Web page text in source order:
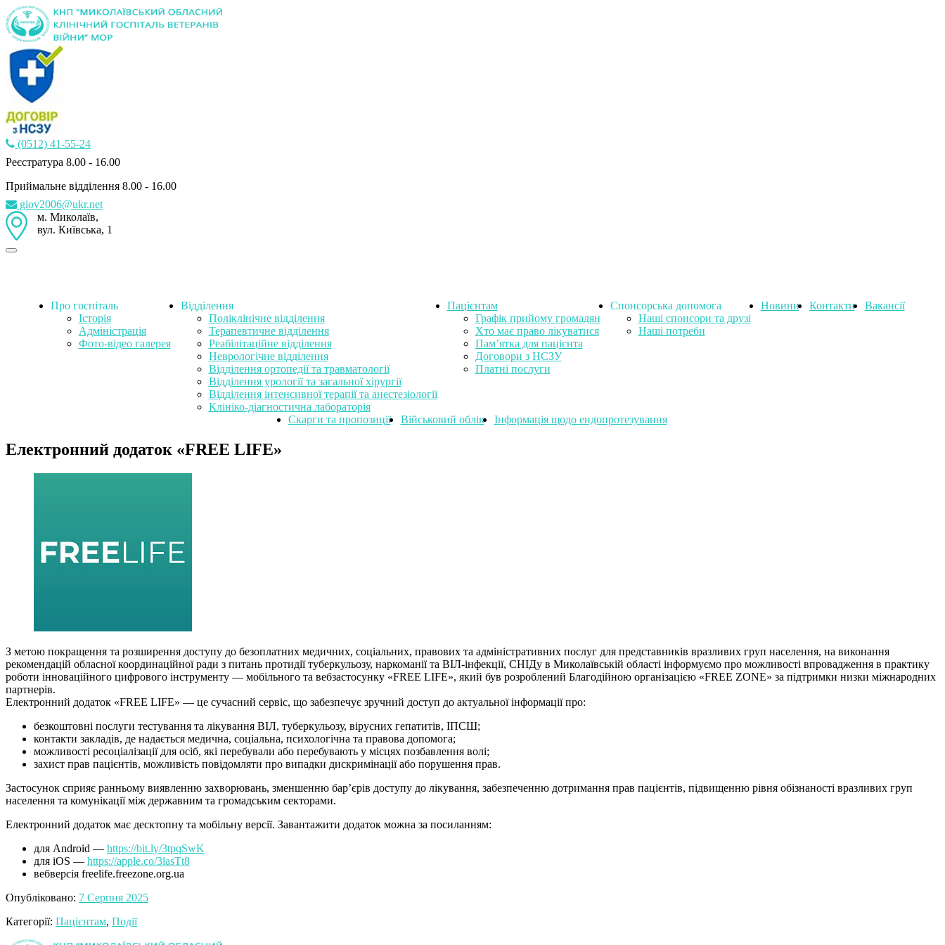
(0512) 41-55-24
Реєстратура 8.00 - 16.00
Приймальне відділення 8.00 - 16.00
giov2006@ukr.net
м. Миколаїв,
вул. Київська, 1
Про госпіталь
Історія
Адміністрація
Фото-відео галерея
Відділення
Поліклінічне відділення
Терапевтичне відділення
Реабілітаційне відділення
Неврологічне відділення
Відділення ортопедії та травматології
Відділення урології та загальної хірургії
Відділення інтенсивної терапії та анестезіології
Клініко-діагностична лабораторія
Пацієнтам
Графік прийому громадян
Хто має право лікуватися
Пам’ятка для пацієнта
Договори з НСЗУ
Платні послуги
Спонсорська допомога
Наші спонсори та друзі
Наші потреби
Новини Контакти Вакансії
Скарги та пропозиції Військовий облік Інформація щодо ендопротезування
Електронний додаток «FREE LIFE»
З метою покращення та розширення доступу до безоплатних медичних, соціальних, правових та адміністративних послуг для представників вразливих груп населення, на виконання
рекомендацій обласної координаційної ради з питань протидії туберкульозу, наркоманії та ВІЛ-інфекції, СНІДу в Миколаївській області інформуємо про можливості впровадження в практику
роботи інноваційного цифрового інструменту — мобільного та вебзастосунку «FREE LIFE», який був розроблений Благодійною організацією «FREE ZONE» за підтримки низки міжнародних
партнерів.
Електронний додаток «FREE LIFE» — це сучасний сервіс, що забезпечує зручний доступ до актуальної інформації про:
безкоштовні послуги тестування та лікування ВІЛ, туберкульозу, вірусних гепатитів, ІПСШ;
контакти закладів, де надається медична, соціальна, психологічна та правова допомога;
можливості ресоціалізації для осіб, які перебували або перебувають у місцях позбавлення волі;
захист прав пацієнтів, можливість повідомляти про випадки дискримінації або порушення прав.
Застосунок сприяє ранньому виявленню захворювань, зменшенню бар’єрів доступу до лікування, забезпеченню дотримання прав пацієнтів, підвищенню рівня обізнаності вразливих груп
населення та комунікації між державним та громадським секторами.
Електронний додаток має десктопну та мобільну версії. Завантажити додаток можна за посиланням:
для Android — https://bit.ly/3tpqSwK
для iOS — https://apple.co/3lasTt8
вебверсія freelife.freezone.org.ua
Опубліковано: 7 Серпня 2025
Категорії: Пацієнтам, Події